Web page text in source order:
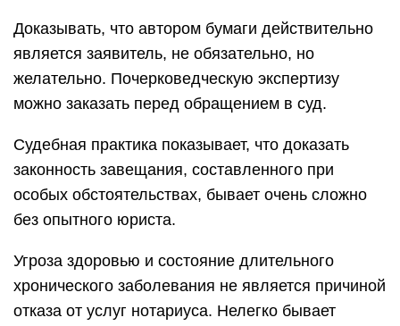
Доказывать, что автором бумаги действительно
является заявитель, не обязательно, но
желательно. Почерковедческую экспертизу
можно заказать перед обращением в суд.
Судебная практика показывает, что доказать
законность завещания, составленного при
особых обстоятельствах, бывает очень сложно
без опытного юриста.
Угроза здоровью и состояние длительного
хронического заболевания не является причиной
отказа от услуг нотариуса. Нелегко бывает